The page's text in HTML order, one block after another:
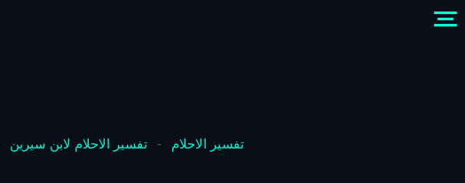
تفسير الاحلام - تفسير الاحلام لابن سيرين